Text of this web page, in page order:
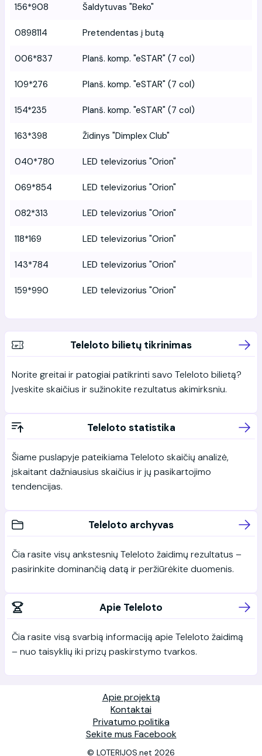
156*908 Šaldytuvas "Beko"
0898114 Pretendentas į butą
006*837 Planš. komp. "eSTAR" (7 col)
109*276 Planš. komp. "eSTAR" (7 col)
154*235 Planš. komp. "eSTAR" (7 col)
163*398 Židinys "Dimplex Club"
040*780 LED televizorius "Orion"
069*854 LED televizorius "Orion"
082*313 LED televizorius "Orion"
118*169 LED televizorius "Orion"
143*784 LED televizorius "Orion"
159*990 LED televizorius "Orion"
Teleloto bilietų tikrinimas
Norite greitai ir patogiai patikrinti savo Teleloto bilietą?
Įveskite skaičius ir sužinokite rezultatus akimirksniu.
Teleloto statistika
Šiame puslapyje pateikiama Teleloto skaičių analizė,
įskaitant dažniausius skaičius ir jų pasikartojimo
tendencijas.
Teleloto archyvas
Čia rasite visų ankstesnių Teleloto žaidimų rezultatus –
pasirinkite dominančią datą ir peržiūrėkite duomenis.
Apie Teleloto
Čia rasite visą svarbią informaciją apie Teleloto žaidimą
– nuo taisyklių iki prizų paskirstymo tvarkos.
Apie projektą
Kontaktai
Privatumo politika
Sekite mus Facebook
© LOTERIJOS.net 2026